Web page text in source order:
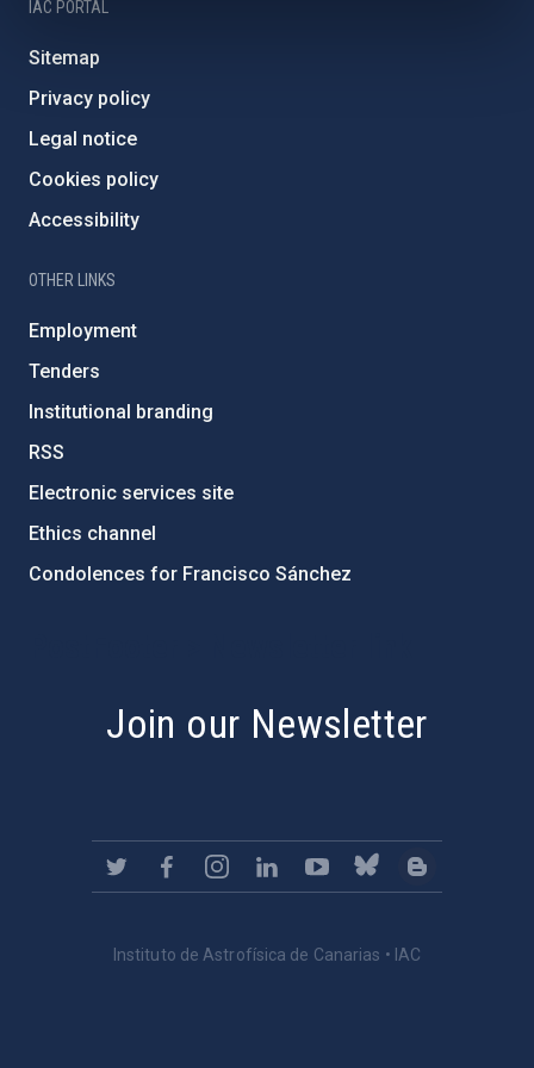
IAC PORTAL
Sitemap
Privacy policy
Legal notice
Cookies policy
Accessibility
OTHER LINKS
Employment
Tenders
Institutional branding
RSS
Electronic services site
Ethics channel
Condolences for Francisco Sánchez
Join our Newsletter
Instituto de Astrofísica de Canarias • IAC